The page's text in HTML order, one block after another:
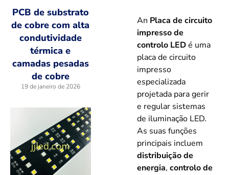
PCB de substrato
de cobre com alta
condutividade
térmica e
camadas pesadas
de cobre
19 de janeiro de 2026
An Placa de circuito
impresso de
controlo LEDé uma
placa de circuito
impresso
especializada
projetada para gerir
e regular sistemas
de iluminação LED.
As suas funções
principais incluem
distribuição de
energia, controlo de